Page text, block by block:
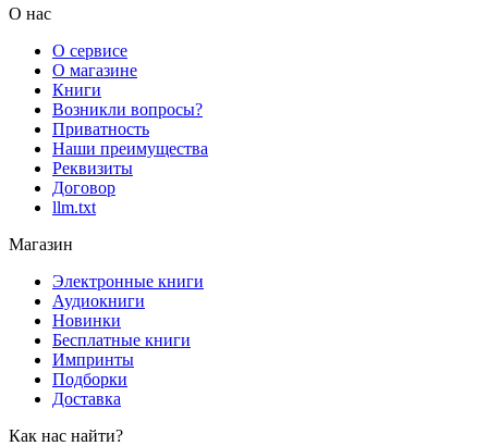
О нас
О сервисе
О магазине
Книги
Возникли вопросы?
Приватность
Наши преимущества
Реквизиты
Договор
llm.txt
Магазин
Электронные книги
Аудиокниги
Новинки
Бесплатные книги
Импринты
Подборки
Доставка
Как нас найти?